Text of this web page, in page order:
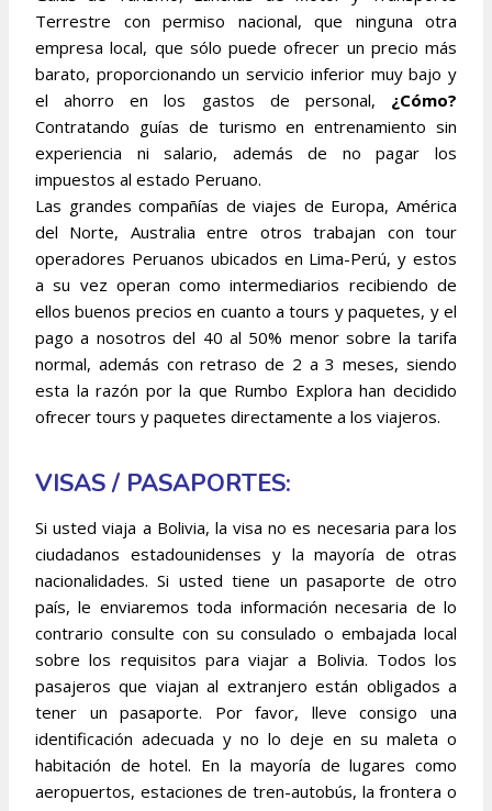
Terrestre con permiso nacional, que ninguna otra
empresa local, que sólo puede ofrecer un precio más
barato, proporcionando un servicio inferior muy bajo y
el ahorro en los gastos de personal, ¿Cómo?
Contratando guías de turismo en entrenamiento sin
experiencia ni salario, además de no pagar los
impuestos al estado Peruano.
Las grandes compañías de viajes de Europa, América
del Norte, Australia entre otros trabajan con tour
operadores Peruanos ubicados en Lima-Perú, y estos
a su vez operan como intermediarios recibiendo de
ellos buenos precios en cuanto a tours y paquetes, y el
pago a nosotros del 40 al 50% menor sobre la tarifa
normal, además con retraso de 2 a 3 meses, siendo
esta la razón por la que Rumbo Explora han decidido
ofrecer tours y paquetes directamente a los viajeros.
VISAS / PASAPORTES:
Si usted viaja a Bolivia, la visa no es necesaria para los
ciudadanos estadounidenses y la mayoría de otras
nacionalidades. Si usted tiene un pasaporte de otro
país, le enviaremos toda información necesaria de lo
contrario consulte con su consulado o embajada local
sobre los requisitos para viajar a Bolivia. Todos los
pasajeros que viajan al extranjero están obligados a
tener un pasaporte. Por favor, lleve consigo una
identificación adecuada y no lo deje en su maleta o
habitación de hotel. En la mayoría de lugares como
aeropuertos, estaciones de tren-autobús, la frontera o